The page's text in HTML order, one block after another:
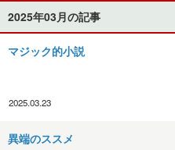
2025年03月の記事
マジック的小説
2025.03.23
異端のススメ